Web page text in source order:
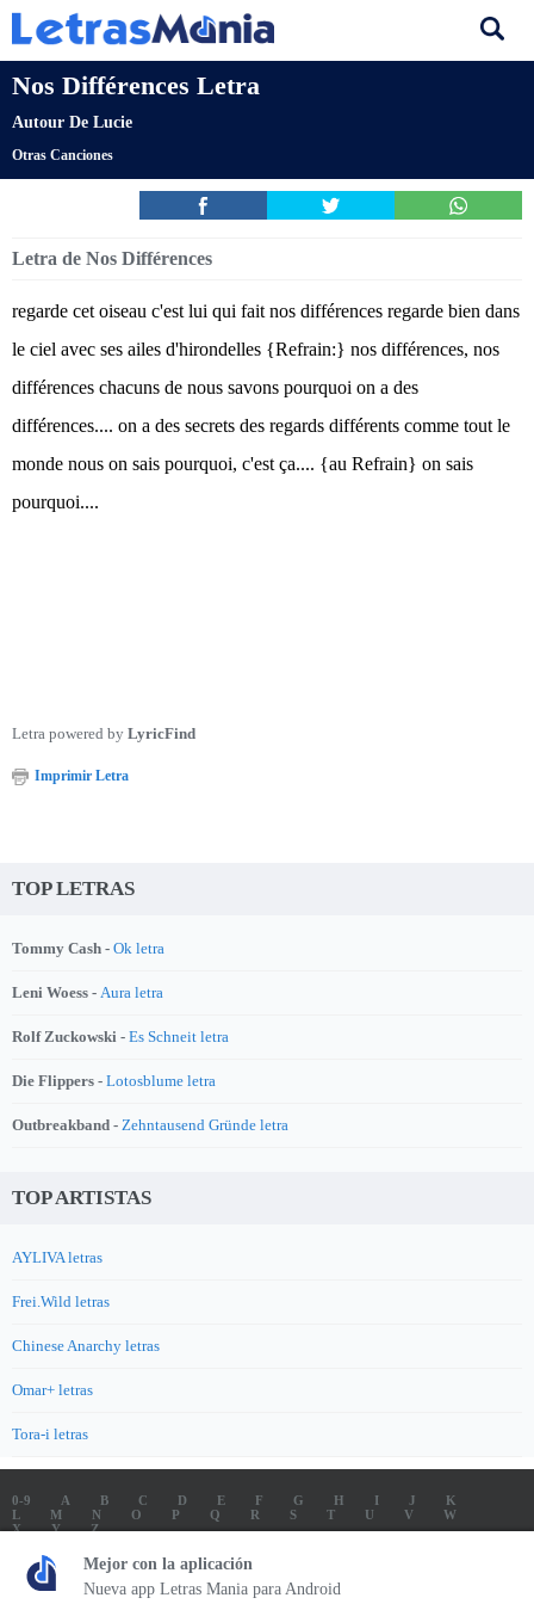
Nos Différences Letra
Autour De Lucie
Otras Canciones
Letra de Nos Différences
regarde cet oiseau c'est lui qui fait nos différences regarde bien dans
le ciel avec ses ailes d'hirondelles {Refrain:} nos différences, nos
différences chacuns de nous savons pourquoi on a des
différences.... on a des secrets des regards différents comme tout le
monde nous on sais pourquoi, c'est ça.... {au Refrain} on sais
pourquoi....
Letra powered by LyricFind
Imprimir Letra
TOP LETRAS
Tommy Cash - Ok letra
Leni Woess - Aura letra
Rolf Zuckowski - Es Schneit letra
Die Flippers - Lotosblume letra
Outbreakband - Zehntausend Gründe letra
TOP ARTISTAS
AYLIVA letras
Frei.Wild letras
Chinese Anarchy letras
Omar+ letras
Tora-i letras
0-9 A B C D E F G H I J
K
L
M N O P Q R S T V
W
X
Y
Z
LETRAS
SOUNDTRACK LETRAS
TOP 100 LETRAS
ENVIA LETRAS
Letrasmania.com - Copyright © 2026 - All Rights Reserved
Mejor con la aplicación
Nueva app Letras Mania para Android